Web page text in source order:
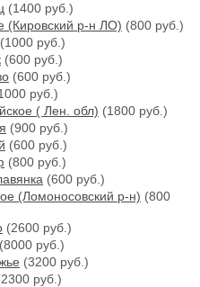
(1400 руб.)
(Кировский р-н ЛО) (800 руб.)
(1000 руб.)
(600 руб.)
(600 руб.)
руб.)
( Лен. обл) (1800 руб.)
(900 руб.)
(600 руб.)
(800 руб.)
(600 руб.)
(Ломоносовский р-н) (800
(2600 руб.)
(8000 руб.)
(3200 руб.)
руб.)